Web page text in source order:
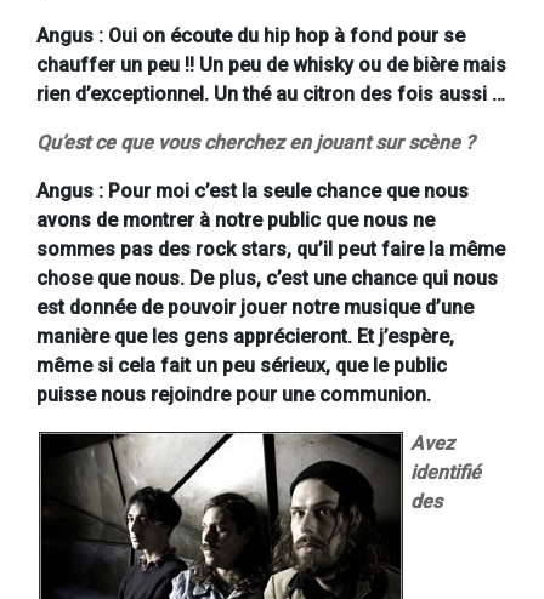
Angus : Oui on écoute du hip hop à fond pour se
chauffer un peu !! Un peu de whisky ou de bière mais
rien d’exceptionnel. Un thé au citron des fois aussi …
Qu’est ce que vous cherchez en jouant sur scène ?
Angus : Pour moi c’est la seule chance que nous
avons de montrer à notre public que nous ne
sommes pas des rock stars, qu’il peut faire la même
chose que nous. De plus, c’est une chance qui nous
est donnée de pouvoir jouer notre musique d’une
manière que les gens apprécieront. Et j’espère,
même si cela fait un peu sérieux, que le public
puisse nous rejoindre pour une communion.
Avez
identifié
des